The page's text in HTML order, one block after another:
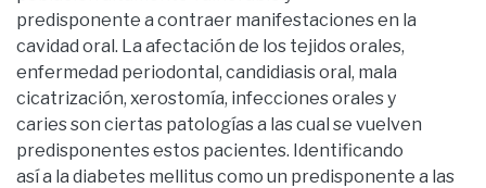
predisponente a contraer manifestaciones en la
cavidad oral. La afectación de los tejidos orales,
enfermedad periodontal, candidiasis oral, mala
cicatrización, xerostomía, infecciones orales y
caries son ciertas patologías a las cual se vuelven
predisponentes estos pacientes. Identificando
así a la diabetes mellitus como un predisponente a las